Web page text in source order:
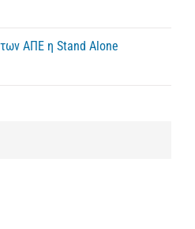
των ΑΠΕ η Stand Alone